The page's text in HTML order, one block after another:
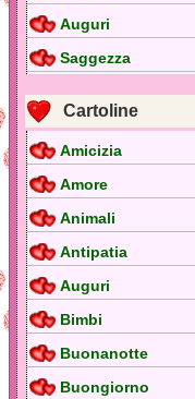
Auguri
Saggezza
Cartoline
Amicizia
Amore
Animali
Antipatia
Auguri
Bimbi
Buonanotte
Buongiorno